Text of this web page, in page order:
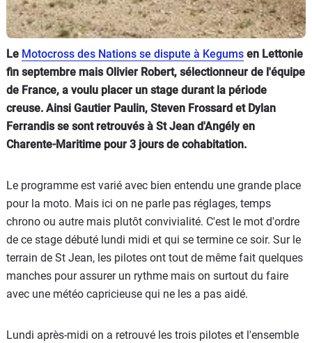
Le Motocross des Nations se dispute à Kegums en Lettonie
fin septembre mais Olivier Robert, sélectionneur de l'équipe
de France, a voulu placer un stage durant la période
creuse. Ainsi Gautier Paulin, Steven Frossard et Dylan
Ferrandis se sont retrouvés à St Jean d'Angély en
Charente-Maritime pour 3 jours de cohabitation.
Le programme est varié avec bien entendu une grande place
pour la moto. Mais ici on ne parle pas réglages, temps
chrono ou autre mais plutôt convivialité. C'est le mot d'ordre
de ce stage débuté lundi midi et qui se termine ce soir. Sur le
terrain de St Jean, les pilotes ont tout de même fait quelques
manches pour assurer un rythme mais on surtout du faire
avec une météo capricieuse qui ne les a pas aidé.
Lundi après-midi on a retrouvé les trois pilotes et l'ensemble